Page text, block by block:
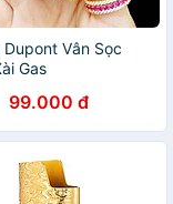
Vân Sọc
Gas
99.000 đ